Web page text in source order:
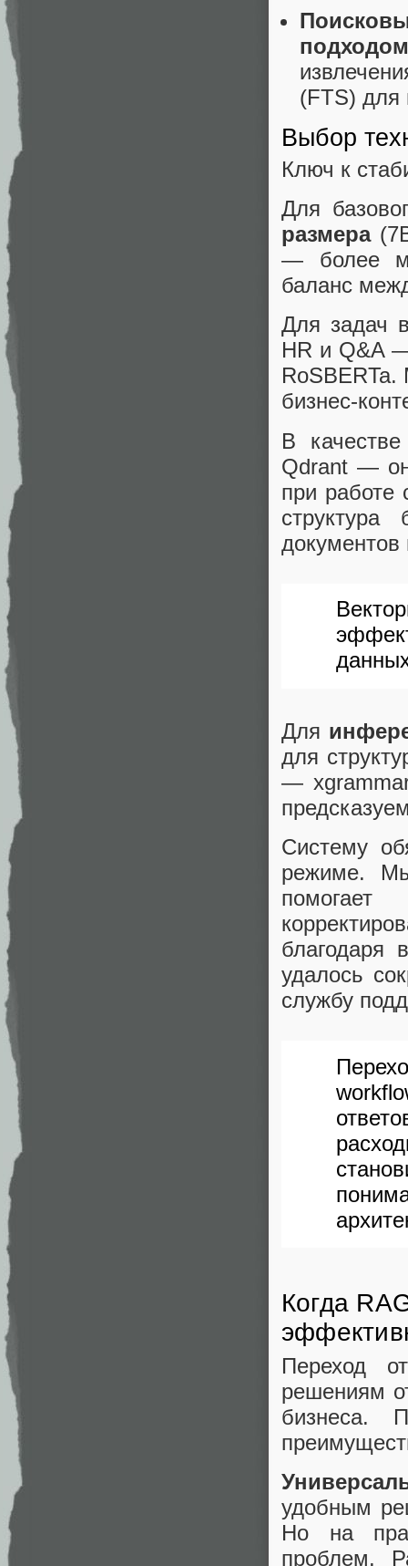
(FTS) для
Выбор
Ключ к
Для
размера
— более
баланс
Для задач
HR и Q&A
бизнес-
В
Qdrant —
при работе
документов
Для
для
—
Систему
режиме.
благодаря
удалось
службу
Когда
Переход
решениям
удобным
Но на
проблем.